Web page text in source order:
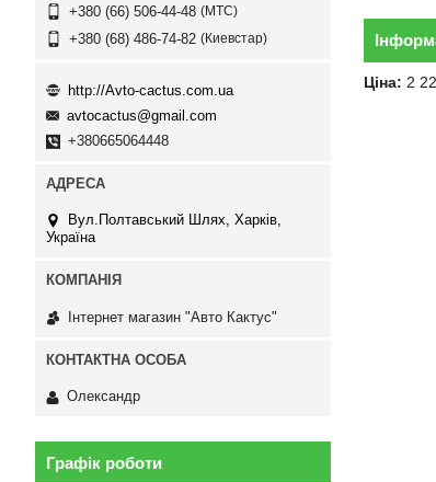
Ціна: 2
+380 (66) 506-44-48 МТС
+380 (68) 486-74-82 Киевстар
http://Avto-cactus.com.ua
avtocactus@gmail.com
+380665064448
Вул.Полтавський Шлях, Харків,
Україна
Інтернет магазин "Авто Кактус"
Олександр
Графік роботи